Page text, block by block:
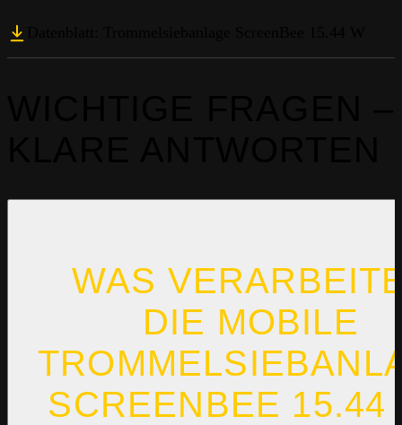
WAS
DIE MOBILE
SCREENBEE 15.44